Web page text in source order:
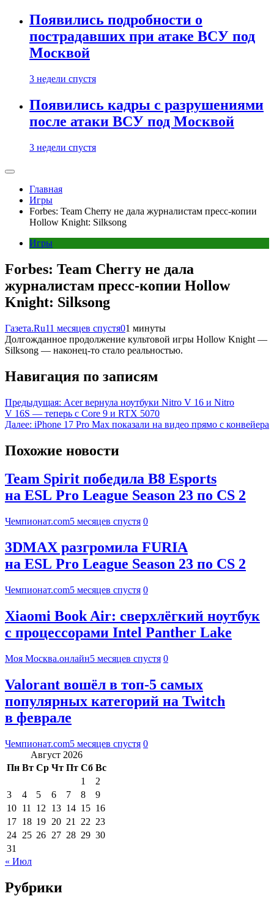
Появились подробности о
пострадавших при атаке ВСУ под
Москвой
3 недели спустя
Появились кадры с разрушениями
после атаки ВСУ под Москвой
3 недели спустя
Главная
Игры
Forbes: Team Cherry не дала журналистам пресс-копии
Hollow Knight: Silksong
Игры
Forbes: Team Cherry не дала
журналистам пресс-копии Hollow
Knight: Silksong
Газета.Ru11 месяцев спустя01 минуты
Долгожданное продолжение культовой игры Hollow Knight —
Silksong — наконец-то стало реальностью.
Навигация по записям
Предыдущая: Acer вернула ноутбуки Nitro V 16 и Nitro
V 16S — теперь с Core 9 и RTX 5070
Далее: iPhone 17 Pro Max показали на видео прямо с конвейера
Похожие новости
Team Spirit победила B8 Esports
на ESL Pro League Season 23 по CS 2
Чемпионат.com5 месяцев спустя 0
3DMAX разгромила FURIA
на ESL Pro League Season 23 по CS 2
Чемпионат.com5 месяцев спустя 0
Xiaomi Book Air: сверхлёгкий ноутбук
с процессорами Intel Panther Lake
Моя Москва.онлайн5 месяцев спустя 0
Valorant вошёл в топ-5 самых
популярных категорий на Twitch
в феврале
Чемпионат.com5 месяцев спустя 0
Август 2026
Пн Вт Ср Чт Пт Сб Вс
1
2
3
4 5 6 7 8
9
10 11 12 13 14 15 16
17 18 19 20 21 22 23
24 25 26 27 28 29 30
31
« Июл
Рубрики